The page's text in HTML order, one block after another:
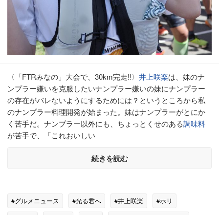
〈「FTRみなの」大会で、30km完走‼〉 井上咲楽は、妹のナ
ンプラー嫌いを克服したいナンプラー嫌いの妹にナンプラー
の存在がバレないようにするためには？というところから私
のナンプラー料理開発が始まった。妹はナンプラーがとにか
く苦手だ。ナンプラー以外にも、ちょっとくせのある調味料
が苦手で、「これおいしい
続きを読む
#グルメニュース #光る君へ #井上咲楽
#ホリ